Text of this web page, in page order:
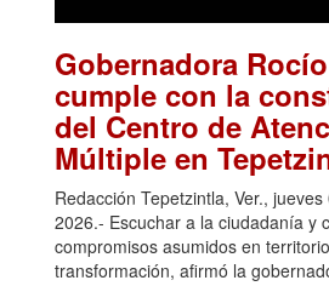
Gobernadora
cumple con la
del Centro de
Múltiple en
Redacción Tepetzintla, Ver.,
2026.- Escuchar a la ciudadanía y
compromisos asumidos en
transformación, afirmó la